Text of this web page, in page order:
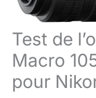
Test de
Macro
pour